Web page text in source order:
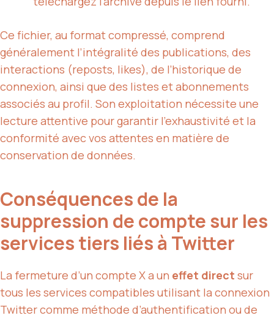
Ce fichier, au format compressé, comprend
généralement l’intégralité des publications, des
interactions (reposts, likes), de l’historique de
connexion, ainsi que des listes et abonnements
associés au profil. Son exploitation nécessite une
lecture attentive pour garantir l’exhaustivité et la
conformité avec vos attentes en matière de
conservation de données.
Conséquences de la
suppression de compte sur les
services tiers liés à Twitter
La fermeture d’un compte X a un effet direct sur
tous les services compatibles utilisant la connexion
Twitter comme méthode d’authentification ou de